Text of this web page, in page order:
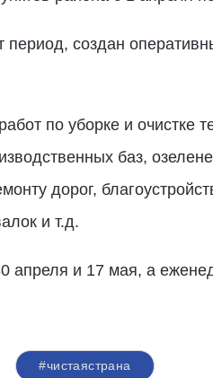
создан
по уборке и очистке
баз,
дорог,
и т.д.
апреля и 17 мая, а
#чистаястрана